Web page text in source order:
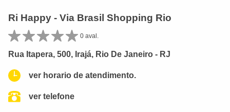
Ri Happy - Via Brasil Shopping Rio
0 aval.
Rua Itapera, 500, Irajá, Rio De Janeiro - RJ
ver horario de atendimento.
ver telefone